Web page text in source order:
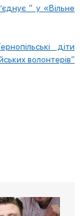
” у «Вільне
діти
волонтерів”